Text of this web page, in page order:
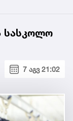
სასკოლო
7 აგვ 21:02